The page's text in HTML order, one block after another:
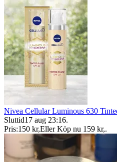
Nivea Cellular Luminous 630
Sluttid17 aug 23:16.
Pris:150 kr,Eller Köp nu 159 kr,.